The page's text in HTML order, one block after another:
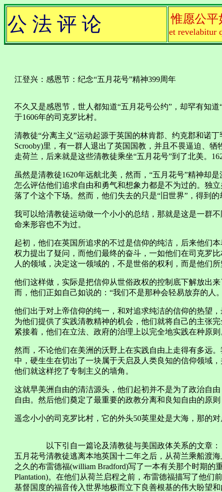
公 法 评 论 惟愿公平
et revelabitur
江登兴：感恩节：纪念“五月花号”精神399周年
不久又是感恩节，世人都知道“五月花号公约”，却罕有知
于1606年的司克罗比村。
清教徒“分离主义”运动起源于英国的林肯郡、约克郡和诺
Scrooby)里，有一群人退出了英国国教，并且不畏逼迫、
走荷兰，后来就是这些清教徒乘坐“五月花号”到了北美。
虽然是清教徒1620年远航北美，然而，“五月花号”精神却
怎么评估他们追求自由和勇气和想象力都是不为过的。独
落了个这个下场。然而，他们失去的只是“旧世界”，得到
我可以给清教徒运动做一个小小的总结，那就是这是一群
命来形容也不为过。
起初，他们在英国所追求的不过是信仰的纯洁，后来他们
权力提出了疑问，而他们最终的奋斗，一如他们在司克罗
人的领域，决定这一领域的，不是世俗的权利，而是他们
他们这样做，实际是把信仰从世俗政权的控制底下解放出
而，他们正如自己如说的：“我们不是那种会轻易放弃的人
他们出于对上帝信仰的纯一，和对追求纯洁的信仰的热望
为他们提供了实践清教精神的机会，他们就将自己的主张
紧接着，他们在立法、政府的治理上以完全地实践在种原则
然而，不论他们在美洲的沃野上在实践自由上走得有多远
中，硬生生在切出了一块属于天启及人类良知的信仰领域
他们就这样挖了专制主义的墙角。
这就早美洲自由的清洁源头，他们起初并不是为了政治自
自由。然后他们奠定了最重要的政教分离和良知自由的原
遥念小小的司克罗比村，它的外头50英里处是大海，那的
以下引自一篇论及清教徒与美国政体关系的文章：
五月花号清教徒逃离本地英国十二年之后，从荷兰乘船渡
之久的布雷德福(william Bradford)写了一本有关那个时期的
Plantation)。在他们从荷兰启程之前，布雷德福描写了他们
基督国度的福音传入世界地极而立下良善根基的伟大盼望